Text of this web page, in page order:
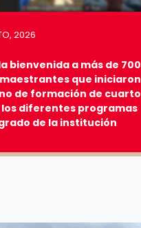
2026
bienvenida a más de 700
que iniciaron
de formación de cuarto
los diferentes programas
de la institución